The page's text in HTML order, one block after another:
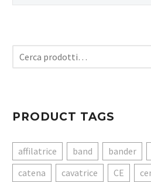
PRODUCT TAGS
affilatrice band bander
catena
cavatrice CE